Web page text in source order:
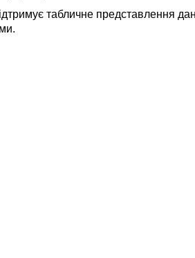
табличне представлення